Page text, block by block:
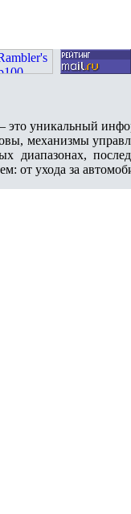
уникальный
механизмы
диапазонах,
от ухода за